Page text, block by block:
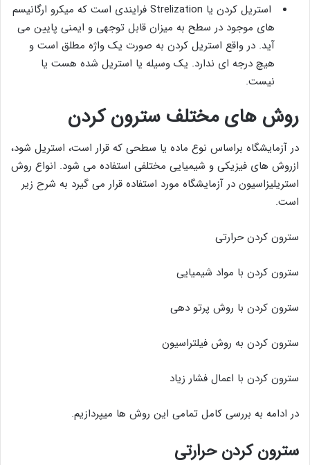
استریل کردن یا Strelization فرایندی است که میکرو ارگانیسم
های موجود در سطح به میزان قابل توجهی و ایمنی پایین می
آید. در واقع استریل کردن به صورت یک واژه مطلق است و
هیچ درجه ای ندارد. یک وسیله یا استریل شده هست یا
نیست.
روش های مختلف سترون کردن
در آزمایشگاه براساس نوع ماده یا سطحی که قرار است، استریل شود،
ازروش های فیزیکی و شیمیایی مختلفی استفاده می شود. انواع روش
استریلیزاسیون در آزمایشگاه مورد استفاده قرار می گیرد به شرح زیر
است.
سترون کردن حرارتی
سترون کردن با مواد شیمیایی
سترون کردن با روش پرتو دهی
سترون کردن به روش فیلتراسیون
سترون کردن با اعمال فشار زیاد
در ادامه به بررسی کامل تمامی این روش ها میپردازیم.
سترون کردن حرارتی